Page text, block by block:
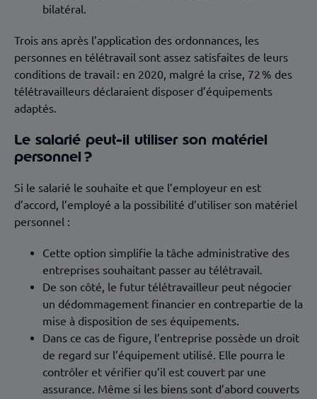
bilatéral.
Trois ans après l’application des ordonnances, les
personnes en télétravail sont assez satisfaites de leurs
conditions de travail : en 2020, malgré la crise, 72 % des
télétravailleurs déclaraient disposer d’équipements
adaptés.
Le salarié peut-il utiliser son matériel
personnel ?
Si le salarié le souhaite et que l’employeur en est
d’accord, l’employé a la possibilité d’utiliser son matériel
personnel :
Cette option simplifie la tâche administrative des
entreprises souhaitant passer au télétravail.
De son côté, le futur télétravailleur peut négocier
un dédommagement financier en contrepartie de la
mise à disposition de ses équipements.
Dans ce cas de figure, l’entreprise possède un droit
de regard sur l’équipement utilisé. Elle pourra le
contrôler et vérifier qu’il est couvert par une
assurance. Même si les biens sont d’abord couverts